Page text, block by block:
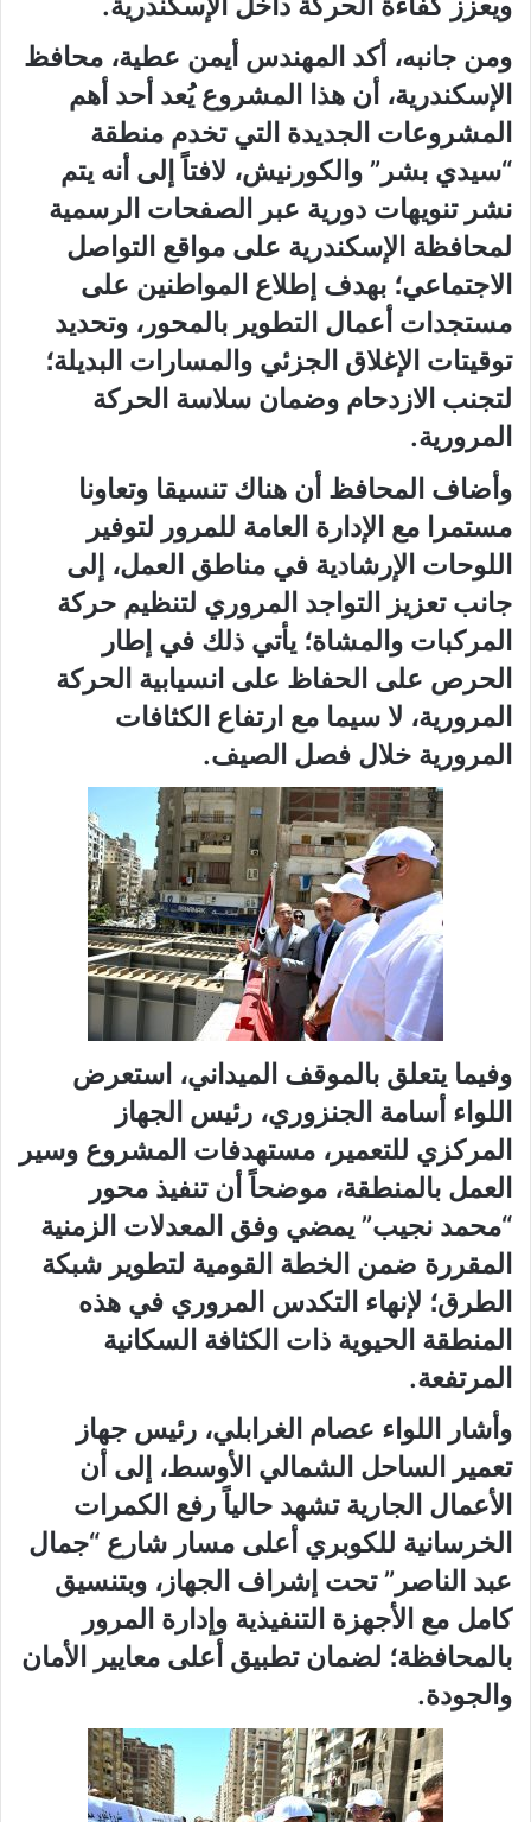
ومن جانبه، أكد المهندس أيمن عطية، محافظ
الإسكندرية، أن هذا المشروع يُعد أحد أهم
المشروعات الجديدة التي تخدم منطقة
“سيدي بشر” والكورنيش، لافتاً إلى أنه يتم
نشر تنويهات دورية عبر الصفحات الرسمية
لمحافظة الإسكندرية على مواقع التواصل
الاجتماعي؛ بهدف إطلاع المواطنين على
مستجدات أعمال التطوير بالمحور، وتحديد
توقيتات الإغلاق الجزئي والمسارات البديلة؛
لتجنب الازدحام وضمان سلاسة الحركة
المرورية.
وأضاف المحافظ أن هناك تنسيقا وتعاونا
مستمرا مع الإدارة العامة للمرور لتوفير
اللوحات الإرشادية في مناطق العمل، إلى
جانب تعزيز التواجد المروري لتنظيم حركة
المركبات والمشاة؛ يأتي ذلك في إطار
الحرص على الحفاظ على انسيابية الحركة
المرورية، لا سيما مع ارتفاع الكثافات
المرورية خلال فصل الصيف.
وفيما يتعلق بالموقف الميداني، استعرض
اللواء أسامة الجنزوري، رئيس الجهاز
المركزي للتعمير، مستهدفات المشروع وسير
العمل بالمنطقة، موضحاً أن تنفيذ محور
“محمد نجيب” يمضي وفق المعدلات الزمنية
المقررة ضمن الخطة القومية لتطوير شبكة
الطرق؛ لإنهاء التكدس المروري في هذه
المنطقة الحيوية ذات الكثافة السكانية
المرتفعة.
وأشار اللواء عصام الغرابلي، رئيس جهاز
تعمير الساحل الشمالي الأوسط، إلى أن
الأعمال الجارية تشهد حالياً رفع الكمرات
الخرسانية للكوبري أعلى مسار شارع “جمال
عبد الناصر” تحت إشراف الجهاز، وبتنسيق
كامل مع الأجهزة التنفيذية وإدارة المرور
بالمحافظة؛ لضمان تطبيق أعلى معايير الأمان
والجودة.